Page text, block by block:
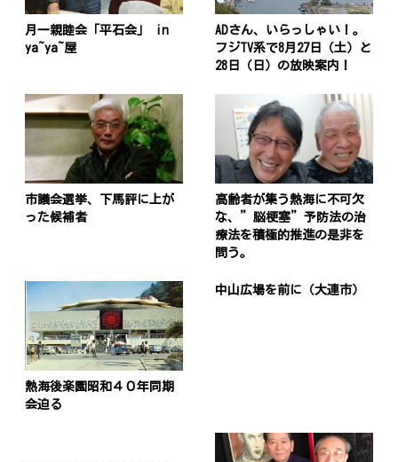
月一親睦会「平石会」 in
ya~ya~屋
ADさん、いらっしゃい！。
フジTV系で8月27日（土）と
28日（日）の放映案内！
市議会選挙、下馬評に上が
った候補者
高齢者が集う熱海に不可欠
な、”脳梗塞”予防法の治
療法を積極的推進の是非を
問う。
熱海後楽園昭和４０年同期
会迫る
中山広場を前に（大連市）